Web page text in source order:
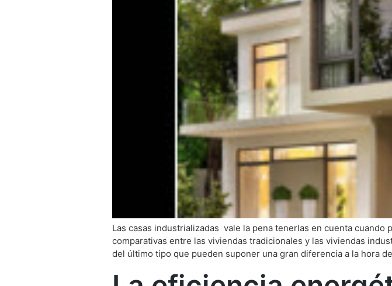
Las casas industrializadas vale la pena tenerlas en cuenta cuando
comparativas entre las viviendas tradicionales y las viviendas
del último tipo que pueden suponer una gran diferencia a la hora